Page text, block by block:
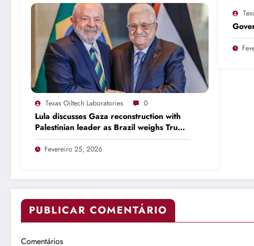
Texas Oiltech Laboratories 0
Lula discusses Gaza reconstruction with
Palestinian leader as Brazil weighs Trump
invitation
Fevereiro 25, 2026
PUBLICAR COMENTÁRIO
Comentários